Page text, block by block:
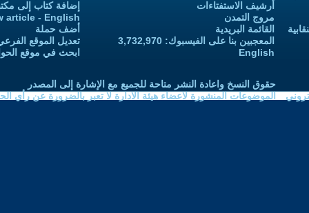
Add new article - English
تعديل الموقع الفرعي للكاتب-ة
ابحث في موقع الحوار المتمدن
متاحة للجميع مع الإشارة إلى المصدر
هيئة الادارة لا تعبر بالضرورة عن رأي الحوار المتمدن